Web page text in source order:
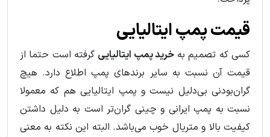
قیمت پمپ ایتالیایی
کسی که تصمیم بهخرید پمپ ایتالیایی گرفته است حتما از
قیمت آن نسبت به سایر برندهای پمپ اطلاع دارد. هیچ
گران‌بودنی بی‌دلیل نیست و پمپ ایتالیایی هم که معمولا
نسبت به پمپ ایرانی و چینی گران‌تر است به دلیل داشتن
کیفیت بالا و متریال خوب می‌باشد. البته این نکته به معنی